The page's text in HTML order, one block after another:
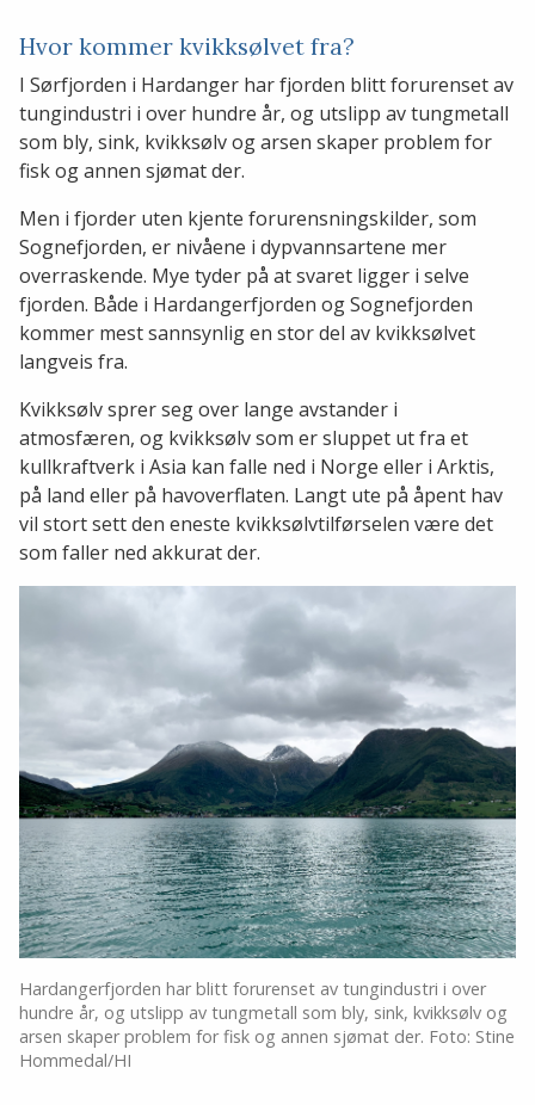
Hvor kommer kvikksølvet fra?
I Sørfjorden i Hardanger har fjorden blitt forurenset av
tungindustri i over hundre år, og utslipp av tungmetall
som bly, sink, kvikksølv og arsen skaper problem for
fisk og annen sjømat der.
Men i fjorder uten kjente forurensningskilder, som
Sognefjorden, er nivåene i dypvannsartene mer
overraskende. Mye tyder på at svaret ligger i selve
fjorden. Både i Hardangerfjorden og Sognefjorden
kommer mest sannsynlig en stor del av kvikksølvet
langveis fra.
Kvikksølv sprer seg over lange avstander i
atmosfæren, og kvikksølv som er sluppet ut fra et
kullkraftverk i Asia kan falle ned i Norge eller i Arktis,
på land eller på havoverflaten. Langt ute på åpent hav
vil stort sett den eneste kvikksølvtilførselen være det
som faller ned akkurat der.
Hardangerfjorden har blitt forurenset av tungindustri i over
hundre år, og utslipp av tungmetall som bly, sink, kvikksølv og
arsen skaper problem for fisk og annen sjømat der. Foto: Stine
Hommedal/HI